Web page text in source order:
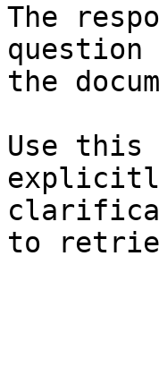
The
question
the
Use this